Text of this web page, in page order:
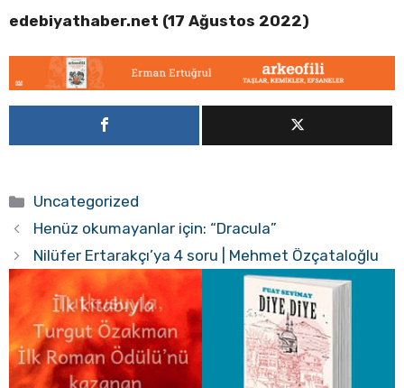
edebiyathaber.net (17 Ağustos 2022)
Kategoriler
Uncategorized
Henüz okumayanlar için: “Dracula”
Nilüfer Ertarakçı’ya 4 soru | Mehmet Özçataloğlu